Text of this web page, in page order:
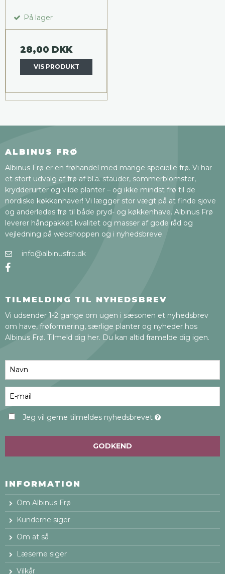
På lager
28,00 DKK
VIS PRODUKT
ALBINUS FRØ
Albinus Frø er en frøhandel med mange specielle frø. Vi har
et stort udvalg af frø af bl.a. stauder, sommerblomster,
krydderurter og vilde planter – og ikke mindst frø til de
nordiske køkkenhaver! Vi lægger stor vægt på at finde sjove
og anderledes frø til både pryd- og køkkenhave. Albinus Frø
leverer håndpakket kvalitet og masser af gode råd og
vejledning på webshoppen og i nyhedsbreve.
info@albinusfro.dk
TILMELDING TIL NYHEDSBREV
Vi udsender 1-2 gange om ugen i sæsonen et nyhedsbrev
om have, frøformering, særlige planter og nyheder hos
Albinus Frø. Tilmeld dig her. Du kan altid framelde dig igen.
Jeg vil gerne tilmeldes nyhedsbrevet
GODKEND
INFORMATION
Om Albinus Frø
Kunderne siger
Om at så
Læserne siger
Vilkår